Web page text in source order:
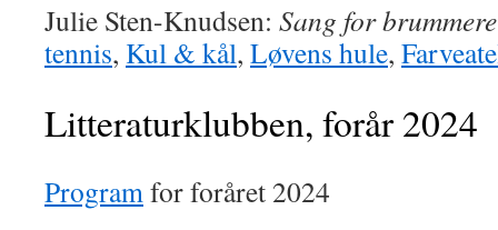
Julie Sten-Knudsen: Sang for
tennis, Kul & kål, Løvens hule,
Litteraturklubben, forår 2024
Programfor foråret 2024